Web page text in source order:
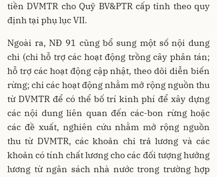
tiền DVMTR cho Quỹ BV&PTR cấp tỉnh theo quy
định tại phụ lục VII.
Ngoài ra, NĐ 91 cũng bổ sung một số nội dung
chi (chi hỗ trợ các hoạt động trồng cây phân tán;
hỗ trợ các hoạt động cập nhật, theo dõi diễn biến
rừng; chi các hoạt động nhằm mở rộng nguồn thu
từ DVMTR để có thể bố trí kinh phí để xây dựng
các nội dung liên quan đến các-bon rừng hoặc
các đề xuất, nghiên cứu nhằm mở rộng nguồn
thu từ DVMTR, các khoản chi trả lương và các
khoản có tính chất lương cho các đối tượng hưởng
lương từ ngân sách nhà nước trong trường hợp